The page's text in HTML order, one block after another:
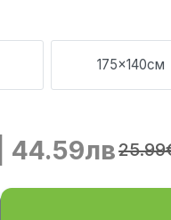
175x140см
| 44.59лв